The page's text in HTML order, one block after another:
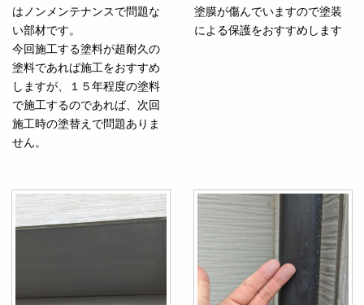
はノンメンテナンスで問題な
い部材です。
今回施工する塗料が超耐久の
塗料であれば施工をおすすめ
しますが、１５年程度の塗料
で施工するのであれば、次回
施工時の塗替えで問題ありま
せん。
塗膜が傷んでいますので塗装
による保護をおすすめします